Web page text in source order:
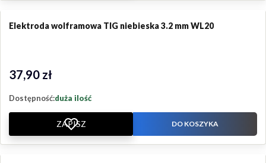
Elektroda wolframowa TIG niebieska 3.2 mm WL20
Cena
37,90 zł
Dostępność:duża ilość
ZAPISZ DO KOSZYKA